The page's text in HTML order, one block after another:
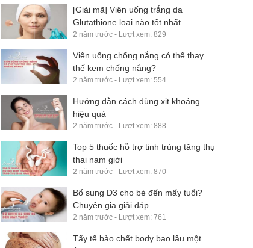
[Giải mã] Viên uống trắng da
Glutathione loại nào tốt nhất
2 năm trước - Lượt xem: 829
​Viên uống chống nắng có thể thay
thế kem chống nắng?
2 năm trước - Lượt xem: 554
​Hướng dẫn cách dùng xịt khoáng
hiệu quả
2 năm trước - Lượt xem: 888
Top 5 thuốc hỗ trợ tinh trùng tăng thụ
thai nam giới
2 năm trước - Lượt xem: 870
Bổ sung D3 cho bé đến mấy tuổi?
Chuyên gia giải đáp
2 năm trước - Lượt xem: 761
​Tẩy tế bào chết body bao lâu một